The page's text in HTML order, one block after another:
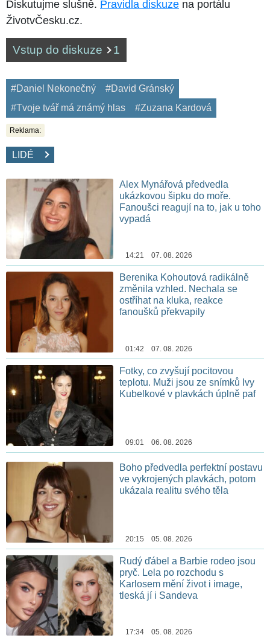
Diskutujme slušně. Pravidla diskuze na portálu
ŽivotvČesku.cz.
Vstup do diskuze 1
#Daniel Nekonečný
#David Gránský
#Tvoje tvář má známý hlas
#Zuzana Kardová
Reklama:
LIDÉ
Alex Mynářová předvedla
ukázkovou šipku do moře.
Fanoušci reagují na to, jak u toho
vypadá
14:21 07. 08. 2026
Berenika Kohoutová radikálně
změnila vzhled. Nechala se
ostříhat na kluka, reakce
fanoušků překvapily
01:42 07. 08. 2026
Fotky, co zvyšují pocitovou
teplotu. Muži jsou ze snímků Ivy
Kubelkové v plavkách úplně paf
09:01 06. 08. 2026
Boho předvedla perfektní postavu
ve vykrojených plavkách, potom
ukázala realitu svého těla
20:15 05. 08. 2026
Rudý ďábel a Barbie rodeo jsou
pryč. Lela po rozchodu s
Karlosem mění život i image,
tleská jí i Sandeva
17:34 05. 08. 2026